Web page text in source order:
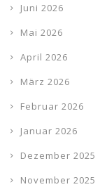
Juni 2026
Mai 2026
April 2026
März 2026
Februar 2026
Januar 2026
Dezember 2025
November 2025